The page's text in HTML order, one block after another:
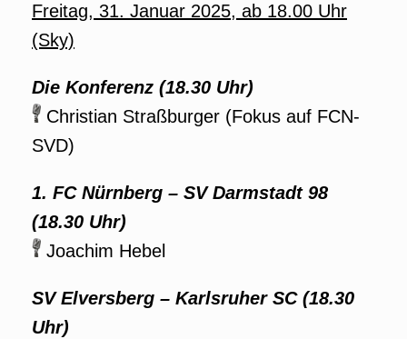
Freitag, 31. Januar 2025, ab 18.00 Uhr
(Sky)
Die Konferenz (18.30 Uhr)
Christian Straßburger (Fokus auf FCN-
SVD)
1. FC Nürnberg – SV Darmstadt 98
(18.30 Uhr)
Joachim Hebel
SV Elversberg – Karlsruher SC (18.30
Uhr)